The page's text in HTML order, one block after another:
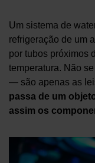
Um sistema de
refrigeração de um
por tubos próximos
temperatura. Não
— são apenas as
passa de um
assim os